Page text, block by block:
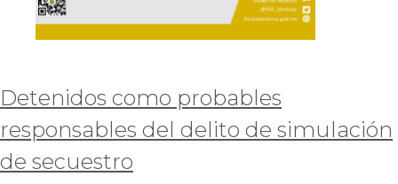
Detenidos como probables
responsables del delito de simulación
de secuestro